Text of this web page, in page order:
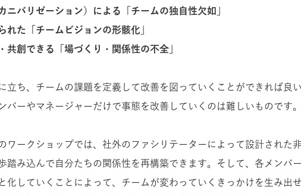
ニバリゼーション）による「チームの独自性欠如」
れた「チームビジョンの形骸化」
共創できる「場づくり・関係性の不全」
立ち、チームの課題を定義して改善を図っていくことができれば良
バーやマネージャーだけで事態を改善していくのは難しいものです。
ワークショップでは、社外のファシリテーターによって設計された
踏み込んで自分たちの関係性を再構築できます。そして、各メンバ
化していくことによって、チームが変わっていくきっかけを生み出